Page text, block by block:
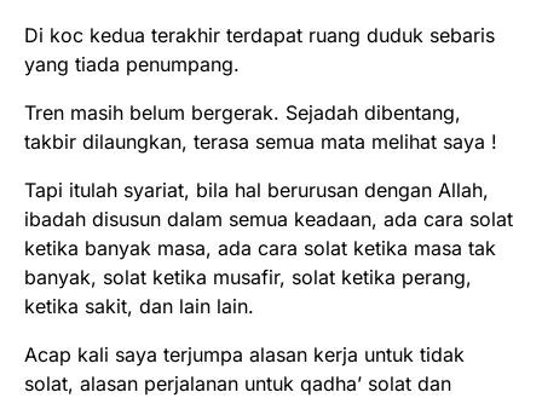
Di koc kedua terakhir terdapat ruang duduk sebaris
yang tiada penumpang.
Tren masih belum bergerak. Sejadah dibentang,
takbir dilaungkan, terasa semua mata melihat saya !
Tapi itulah syariat, bila hal berurusan dengan Allah,
ibadah disusun dalam semua keadaan, ada cara solat
ketika banyak masa, ada cara solat ketika masa tak
banyak, solat ketika musafir, solat ketika perang,
ketika sakit, dan lain lain.
Acap kali saya terjumpa alasan kerja untuk tidak
solat, alasan perjalanan untuk qadha’ solat dan